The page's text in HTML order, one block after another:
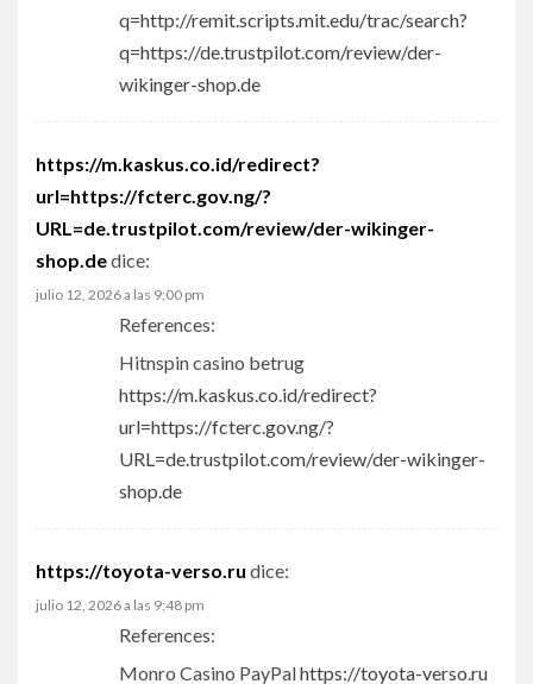
q=http://remit.scripts.mit.edu/trac/search?
q=https://de.trustpilot.com/review/der-
wikinger-shop.de
https://m.kaskus.co.id/redirect?
url=https://fcterc.gov.ng/?
URL=de.trustpilot.com/review/der-wikinger-
shop.dedice:
julio 12, 2026 a las 9:00 pm
References:
Hitnspin casino betrug
https://m.kaskus.co.id/redirect?
url=https://fcterc.gov.ng/?
URL=de.trustpilot.com/review/der-wikinger-
shop.de
https://toyota-verso.ru dice:
julio 12, 2026 a las 9:48 pm
References:
Monro Casino PayPalhttps://toyota-verso.ru